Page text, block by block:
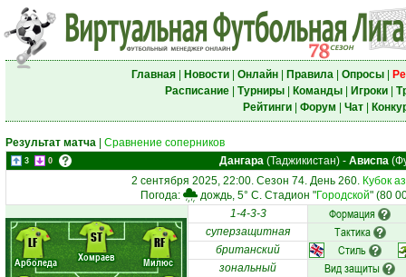
Главная| Новости| Онлайн| Правила| Опросы|
Расписание| Турниры| Команды| Игроки|
Рейтинги| Форум Чат|
Результат матча Сравнение соперников
3 0 Дангара(Таджикистан)- Ависпа
2 сентября 2025, 22:00. Сезон 74. День 260. Кубок
Погода:
дождь, 5° C. Стадион "Городской" (80
Арболеда Хомраев Милюс
LF ST RF
1-4-3-3 Формация
суперзащитная Тактика
британский Стиль
зональный Вид защиты